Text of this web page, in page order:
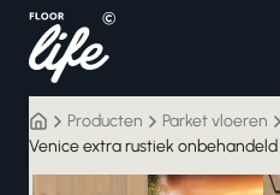
inhoud
Producten Parket vloeren
Venice extra rustiek